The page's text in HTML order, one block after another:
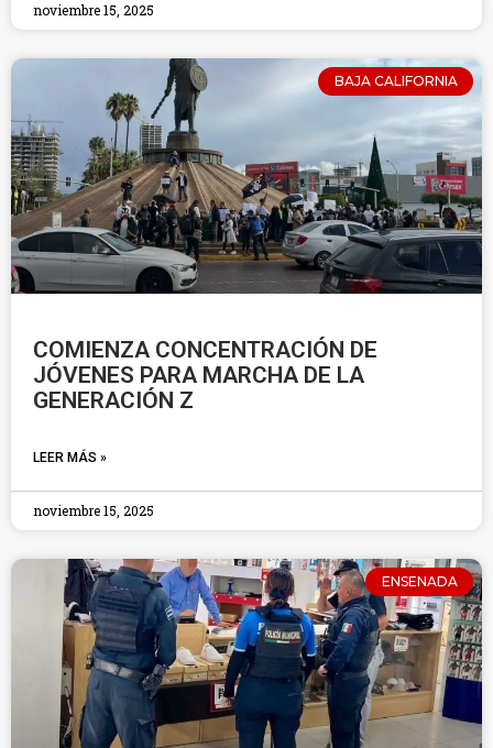
noviembre 15, 2025
BAJA CALIFORNIA
COMIENZA CONCENTRACIÓN DE
JÓVENES PARA MARCHA DE LA
GENERACIÓN Z
LEER MÁS »
noviembre 15, 2025
ENSENADA